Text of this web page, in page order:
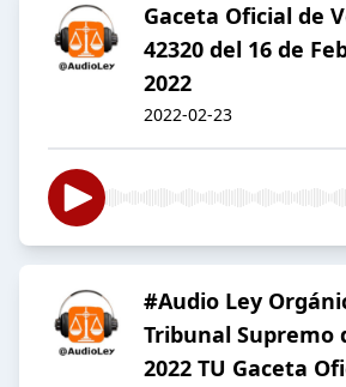
Gaceta Oficial de
42320 del 16 de
2022
2022-02-23
#Audio Ley
Tribunal Supremo
2022 TU Gaceta